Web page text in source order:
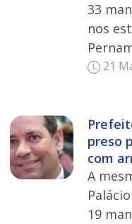
33
nos
21
preso
com
A
19